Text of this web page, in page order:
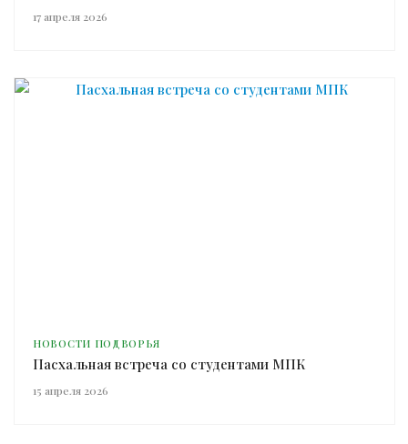
17 апреля 2026
НОВОСТИ ПОДВОРЬЯ
Пасхальная встреча со студентами МПК
15 апреля 2026